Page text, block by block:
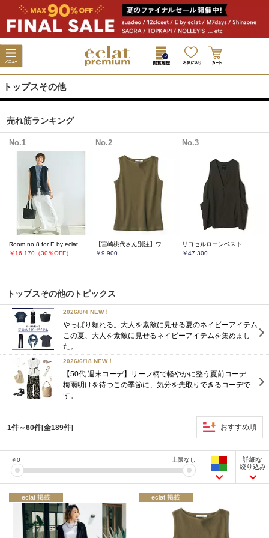
トップスその他
売れ筋ランキング
No.1
￥16,170（30％OFF）
No.2
￥9,900
No.3
リヨセルローンベスト
￥47,300
トップスその他のトピックス
2026/8/4 NEW！
やっぱり頼れる。大人を素敵に見せる夏のネイビーアイテム
この夏、大人を素敵に見せるネイビーアイテムを集めまし
た。
2026/6/18 NEW！
【50代 週末コーデ】リーフ柄で軽やかに整う夏前コーデ
梅雨明けを待つこの季節に、気分を先取りできるコーデで
す。
1件～60件[全189件] おすすめ順
￥0 上限なし
詳細な
絞り込み
eclat 掲載 eclat 掲載